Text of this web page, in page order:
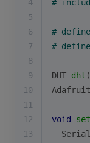
4 #
5
6
# define
7
# define
8
9
DHT dht
10
11
12
void
13
Serial